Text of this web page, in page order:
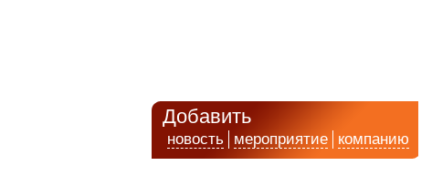
Добавить
новость мероприятие компанию